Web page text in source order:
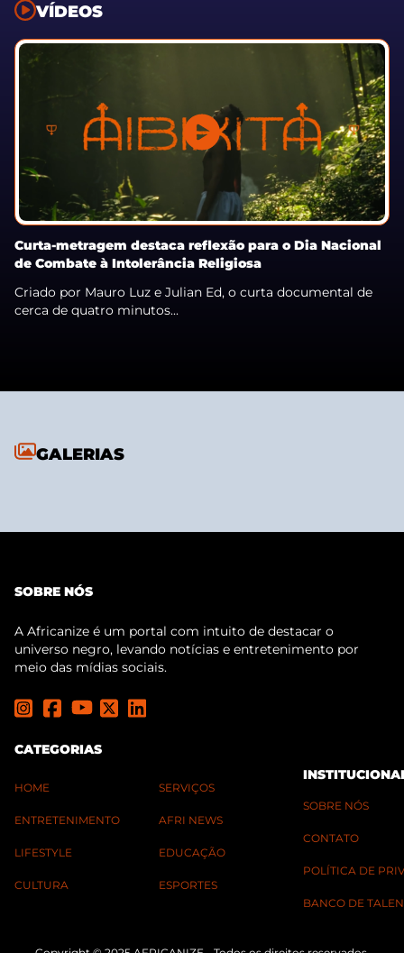
VÍDEOS
Curta-metragem destaca reflexão para o Dia Nacional
de Combate à Intolerância Religiosa
Criado por Mauro Luz e Julian Ed, o curta documental de
cerca de quatro minutos...
GALERIAS
SOBRE NÓS
A Africanize é um portal com intuito de destacar o
universo negro, levando notícias e entretenimento por
meio das mídias sociais.
CATEGORIAS
HOME
ENTRETENIMENTO
LIFESTYLE
CULTURA
SERVIÇOS
AFRI NEWS
EDUCAÇÃO
ESPORTES
SOBRE NÓS
CONTATO
POLÍTICA DE
BANCO DE